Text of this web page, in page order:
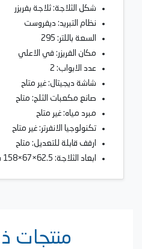
شكل الثلاجة: ثلاجة بفريزر
نظام التبريد: ديفروست
السعة باللتر: 295
مكان الفريزر: في الاعلي
عدد الابواب: 2
شاشة ديجيتال: غير متاح
صانع مكعبات الثلج: متاح
مبرد مياه: غير متاح
تكنولوجيا الانفرتر: غير متاح
ارفف قابلة للتعديل: متاح
ابعاد الثلاجة: 62.5×67×158 سم
منتجات